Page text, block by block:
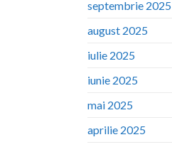
septembrie 2025
august 2025
iulie 2025
iunie 2025
mai 2025
aprilie 2025